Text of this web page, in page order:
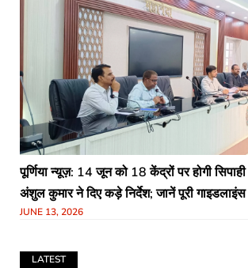
पूर्णिया न्यूज़: 14 जून को 18 केंद्रों पर होगी सिपाही
अंशुल कुमार ने दिए कड़े निर्देश; जानें पूरी गाइडलाइंस
JUNE 13, 2026
LATEST